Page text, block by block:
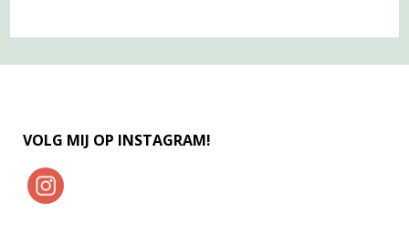
VOLG MIJ OP INSTAGRAM!